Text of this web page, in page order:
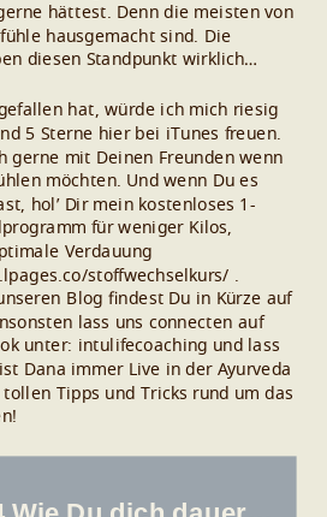
hättest. Denn die meisten von
hausgemacht sind. Die
diesen Standpunkt wirklich…
hat, würde ich mich riesig
5 Sterne hier bei iTunes freuen.
gerne mit Deinen Freunden wenn
möchten. Und wenn Du es
hol’ Dir mein kostenloses 1-
für weniger Kilos,
Verdauung
stoffwechselkurs/ .
Blog findest Du in Kürze auf
lass uns connecten auf
unter: intulifecoaching und lass
Dana immer Live in der Ayurveda
tollen Tipps und Tricks rund um das